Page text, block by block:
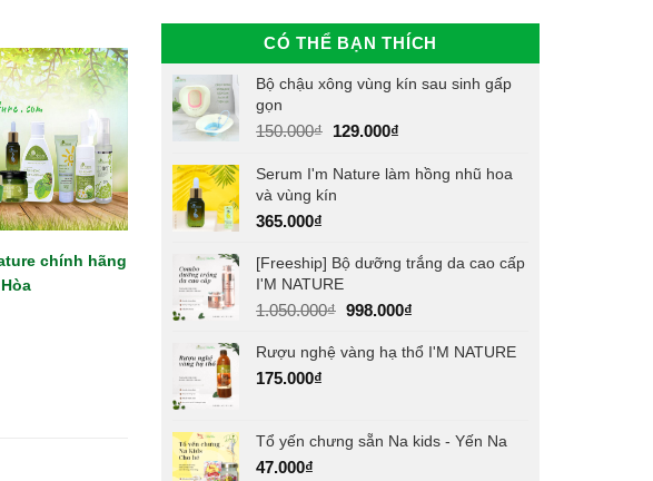
chính hãng
CÓ THỂ BẠN THÍCH
Bộ chậu xông vùng kín sau sinh gấp
gọn
150.000₫ Giá
là:
150.000₫.
129.000₫Giá
tại
Serum I'm Nature làm hồng nhũ hoa
và vùng kín
365.000₫
[Freeship] Bộ dưỡng trắng da cao cấp
I'M NATURE
1.050.000₫ Giá
là:
998.000₫Giá
tại
Rượu nghệ vàng hạ thổ I'M NATURE
175.000₫
Tổ yến chưng sẵn Na kids - Yến Na
47.000₫